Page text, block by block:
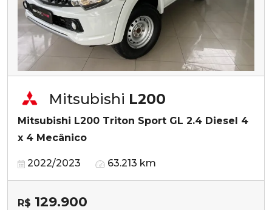
Mitsubishi L200
Mitsubishi L200 Triton Sport GL 2.4 Diesel 4
x 4 Mecânico
2022/2023 63.213 km
R$ 129.900